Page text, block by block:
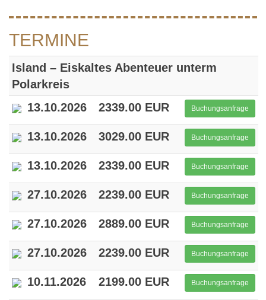
TERMINE
Island – Eiskaltes Abenteuer unterm
Polarkreis
13.10.2026
2339.00 EUR Buchungsanfrage
13.10.2026 3029.00 EUR Buchungsanfrage
13.10.2026 2339.00 EUR Buchungsanfrage
27.10.2026 2239.00 EUR Buchungsanfrage
27.10.2026 2889.00 EUR Buchungsanfrage
27.10.2026 2239.00 EUR Buchungsanfrage
10.11.2026 2199.00 EUR Buchungsanfrage